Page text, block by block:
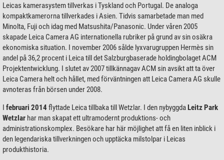
Leicas kamerasystem tillverkas i Tyskland och Portugal. De analoga
kompaktkamerorna tillverkades i Asien. Tidvis samarbetade man med
Minolta, Fuji och idag med Matsushita/Panasonic. Under våren 2005
skapade Leica Camera AG internationella rubriker på grund av sin osäkra
ekonomiska situation. I november 2006 sålde lyxvarugruppen Hermès sin
andel på 36,2 procent i Leica till det Salzburgbaserade holdingbolaget ACM
Projektentwicklung. I slutet av 2007 tillkännagav ACM sin avsikt att ta över
Leica Camera helt och hållet, med förväntningen att Leica Camera AG skulle
avnoteras från börsen under 2008.
I februari 2014 flyttade Leica tillbaka till Wetzlar. I den nybyggdaLeitz Park
Wetzlar har man skapat ett ultramodernt produktions- och
administrationskomplex. Besökare har här möjlighet att få en liten inblick i
den legendariska tillverkningen och upptäcka milstolpar i Leicas
produkthistoria.